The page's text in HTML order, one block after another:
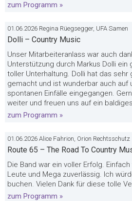
zum Programm »
01.06.2026 Regina Rüegsegger, UFA Samen
Dolli – Country Music
Unser Mitarbeiteranlass war auch
Unterstützung durch Markus Dolli ein
toller Unterhaltung. Dolli hat das sehr
gemacht und ist wunderbar auch auf
spontanen Einfälle eingegangen.
weiter und freuen uns auf ein
zum Programm »
01.06.2026 Alice Fahrion, Orion Rechtsschutz
Route 65 – The Road To Country
Die Band war ein voller Erfolg.
Leute und Mega zuverlässig. Ich
buchen. Vielen Dank für diese tolle
zum Programm »